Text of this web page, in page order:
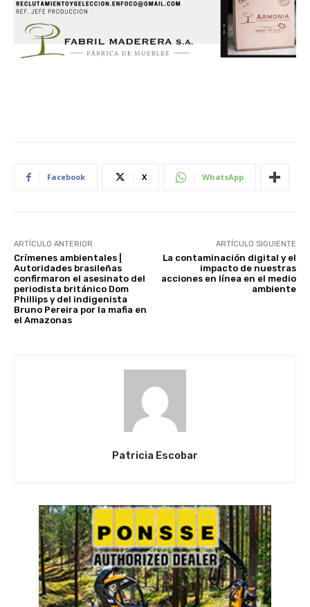
Facebook X WhatsApp
ARTÍCULO ANTERIOR
Crímenes ambientales |
Autoridades brasileñas
confirmaron el asesinato del
periodista británico Dom
Phillips y del indigenista
Bruno Pereira por la mafia en
el Amazonas
ARTÍCULO SIGUIENTE
La contaminación digital y el
impacto de nuestras
acciones en línea en el medio
ambiente
Patricia Escobar